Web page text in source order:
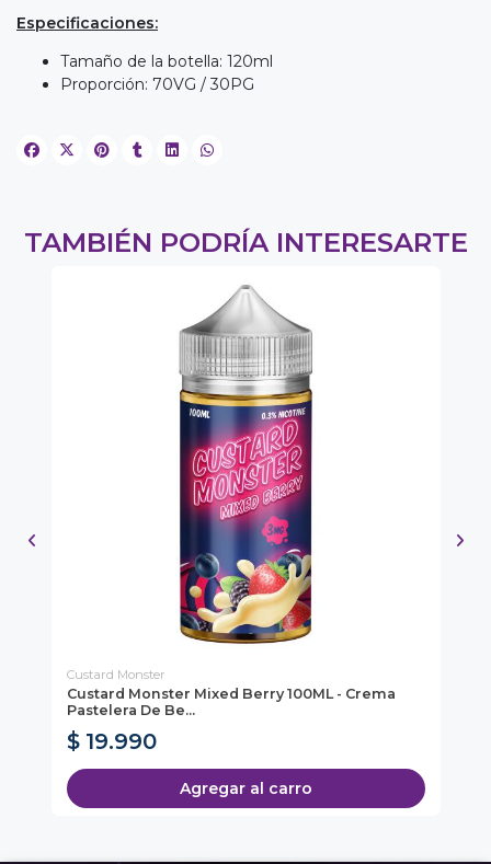
Especificaciones:
Tamaño de la botella: 120ml
Proporción: 70VG / 30PG
TAMBIÉN PODRÍA INTERESARTE
Custard Monster
Custard Monster Mixed Berry 100ML - Crema
Pastelera De Be...
$ 19.990
Agregar al carro